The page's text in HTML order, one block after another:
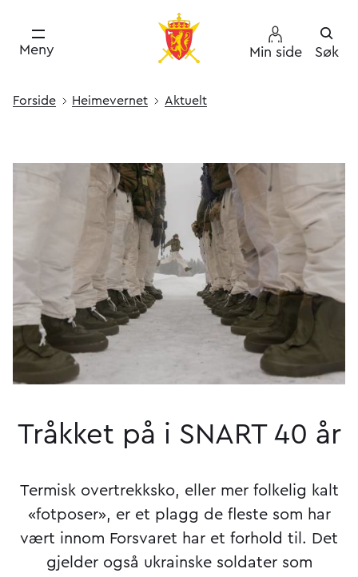
Meny Min side Søk
Forside Heimevernet Aktuelt
Tråkket på i SNART 40 år
Termisk overtrekksko, eller mer folkelig kalt
«fotposer», er et plagg de fleste som har
vært innom Forsvaret har et forhold til. Det
gjelder også ukrainske soldater som